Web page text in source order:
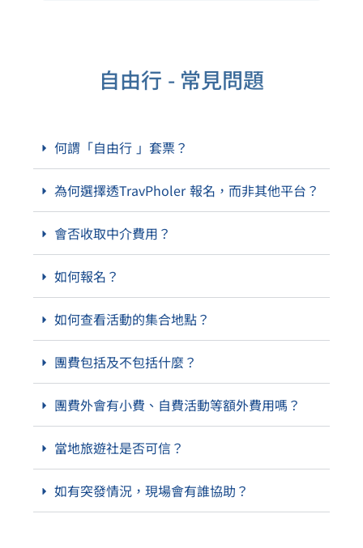
自由行 - 常見問題
何謂「自由行 」套票？
為何選擇透TravPholer 報名，而非其他平台？
會否收取中介費用？
如何報名？
如何查看活動的集合地點？
團費包括及不包括什麼？
團費外會有小費、自費活動等額外費用嗎？
當地旅遊社是否可信？
如有突發情況，現場會有誰協助？